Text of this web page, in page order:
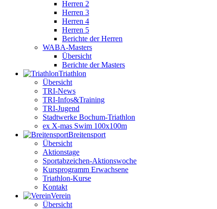
Herren 2
Herren 3
Herren 4
Herren 5
Berichte der Herren
WABA-Masters
Übersicht
Berichte der Masters
Triathlon
Übersicht
TRI-News
TRI-Infos&Training
TRI-Jugend
Stadtwerke Bochum-Triathlon
ex X-mas Swim 100x100m
Breiten­sport
Übersicht
Aktionstage
Sportabzeichen-Aktionswoche
Kursprogramm Erwachsene
Triathlon-Kurse
Kontakt
Verein
Übersicht